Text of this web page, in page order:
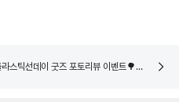
[통합] 🌳아모레리사이클 X 노플라스틱선데이 굿즈 포토리뷰 이벤트🌳 당첨자 발표